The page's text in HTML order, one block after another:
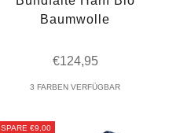
Baumwolle
Angebot
€124,95
3 FARBEN VERFÜGBAR
SPARE €9,00